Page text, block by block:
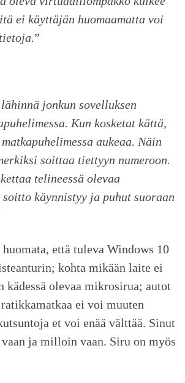
ei käyttäjän huomaamatta voi
”
jonkun sovelluksen
Kun kosketat kättä,
aukeaa. Näin
soittaa tiettyyn numeroon.
telineessä olevaa
käynnistyy ja puhut suoraan
että tuleva Windows 10
kohta mikään laite ei
kädessä olevaa mikrosirua; autot
ei voi muuten
et voi enää välttää. Sinut
ja milloin vaan. Siru on myös